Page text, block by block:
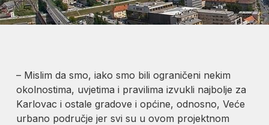
– Mislim da smo, iako smo bili ograničeni nekim
okolnostima, uvjetima i pravilima izvukli najbolje za
Karlovac i ostale gradove i općine, odnosno, Veće
urbano područje jer svi su u ovom projektnom